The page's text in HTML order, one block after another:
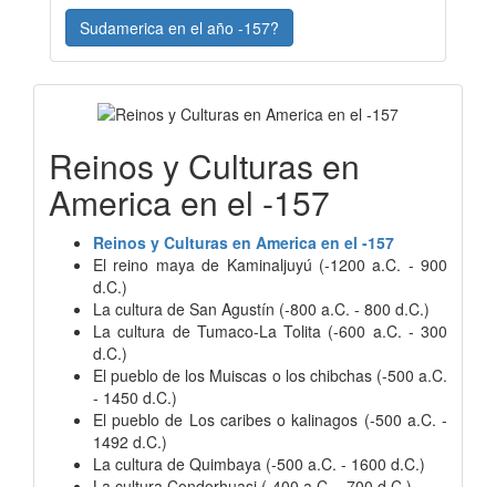
Sudamerica en el año -157?
Reinos y Culturas en
America en el -157
Reinos y Culturas en America en el -157
El reino maya de Kaminaljuyú (-1200 a.C. - 900
d.C.)
La cultura de San Agustín (-800 a.C. - 800 d.C.)
La cultura de Tumaco-La Tolita (-600 a.C. - 300
d.C.)
El pueblo de los Muiscas o los chibchas (-500 a.C.
- 1450 d.C.)
El pueblo de Los caribes o kalinagos (-500 a.C. -
1492 d.C.)
La cultura de Quimbaya (-500 a.C. - 1600 d.C.)